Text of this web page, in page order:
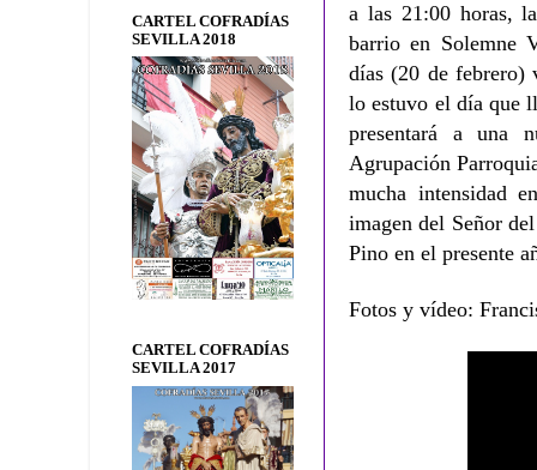
a las 21:00 horas,
barrio en Solemne
días (20 de febrero)
lo estuvo el día que
presentará a una
Agrupación
mucha intensidad
imagen del Señor
Pino en el presente
Fotos y vídeo:
CARTEL COFRADÍAS
SEVILLA 2018
CARTEL COFRADÍAS
SEVILLA 2017